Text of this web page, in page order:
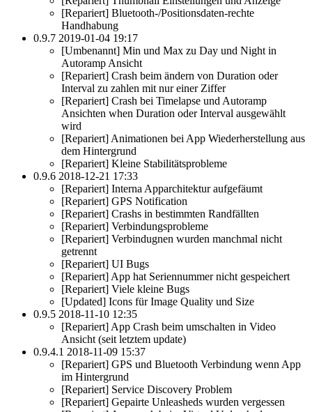
[Repariert] Bluetooth-/Positionsdaten-rechte
Handhabung
0.9.7 2019-01-04 19:17
[Umbenannt] Min und Max zu Day und Night in
Autoramp Ansicht
[Repariert] Crash beim ändern von Duration oder
Interval zu zahlen mit nur einer Ziffer
[Repariert] Crash bei Timelapse und Autoramp
Ansichten when Duration oder Interval ausgewählt
wird
[Repariert] Animationen bei App Wiederherstellung aus
dem Hintergrund
[Repariert] Kleine Stabilitätsprobleme
0.9.6 2018-12-21 17:33
[Repariert] Interna Apparchitektur aufgefäumt
[Repariert] GPS Notification
[Repariert] Crashs in bestimmten Randfällten
[Repariert] Verbindungsprobleme
[Repariert] Verbindugnen wurden manchmal nicht
getrennt
[Repariert] UI Bugs
[Repariert] App hat Seriennummer nicht gespeichert
[Repariert] Viele kleine Bugs
[Updated] Icons für Image Quality und Size
0.9.5 2018-11-10 12:35
[Repariert] App Crash beim umschalten in Video
Ansicht (seit letztem update)
0.9.4.1 2018-11-09 15:37
[Repariert] GPS und Bluetooth Verbindung wenn App
im Hintergrund
[Repariert] Service Discovery Problem
[Repariert] Gepairte Unleasheds wurden vergessen